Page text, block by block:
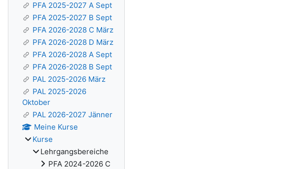
PFA 2025-2027 A Sept
PFA 2025-2027 B Sept
PFA 2026-2028 C März
PFA 2026-2028 D März
PFA 2026-2028 A Sept
PFA 2026-2028 B Sept
PAL 2025-2026 März
PAL 2025-2026
Oktober
PAL 2026-2027 Jänner
Meine Kurse
Kurse
Lehrgangsbereiche
PFA 2024-2026 C